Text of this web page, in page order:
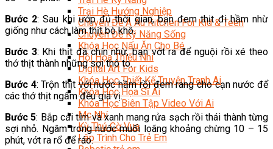
Trại Hè Hướng Nghiệp
Chuyên Đề Á Âu Kitchen For Kid & Teen
Chuyên Đề Kỹ Năng Sống
Khóa Học Nấu Ăn Cho Bé
Hội Họa Thiếu Nhi
Digital Art For Kids
Khóa Học Thiết Kế Truyện Tranh Ai
Khóa Học Họa Sĩ Ai
Khóa Học Biên Tập Video Với Ai
Mc Nhí
Kỳ Thủ Cờ Vua
Lập Trình Cho Trẻ Em
Bước 2: Sau khi ướp đủ thời gian, bạn đem thịt đi hầm nhừ
giống như cách làm thịt bò khô.
Bước 3: Khi thịt đã chín nhừ, bạn vớt ra để nguội rồi xé theo
thớ thịt thành những sợi thô to.
Bước 4: Trộn thịt với nước hầm rồi đem rang cho cạn nước để
các thớ thịt ngấm đều gia vị.
Bước 5: Bắp cải tím và xanh mang rửa sạch rồi thái thành từng
sợi nhỏ. Ngâm trong nước muối loãng khoảng chừng 10 – 15
phút, vớt ra rổ để ráo.